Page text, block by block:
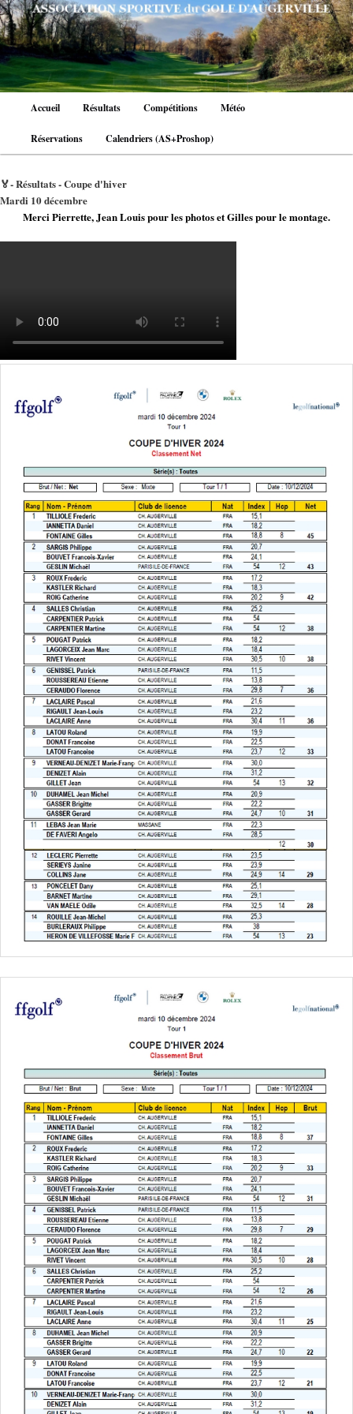
Aller
au
contenu
principal
Accueil Résultats Compétitions Météo
Réservations Calendriers (AS+Proshop)
🏅- Résultats - Coupe d'hiver
Mardi 10 décembre
Merci Pierrette, Jean Louis pour les photos et Gilles pour le montage.